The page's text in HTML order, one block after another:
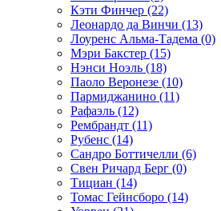
Кэти Финчер (22)
Леонардо да Винчи (13)
Лоуренс Альма-Тадема (0)
Мэри Бакстер (15)
Нэнси Ноэль (18)
Паоло Веронезе (10)
Пармиджанино (11)
Рафаэль (12)
Рембрандт (11)
Рубенс (14)
Сандро Боттичелли (6)
Свен Ричард Берг (0)
Тициан (14)
Томас Гейнсборо (14)